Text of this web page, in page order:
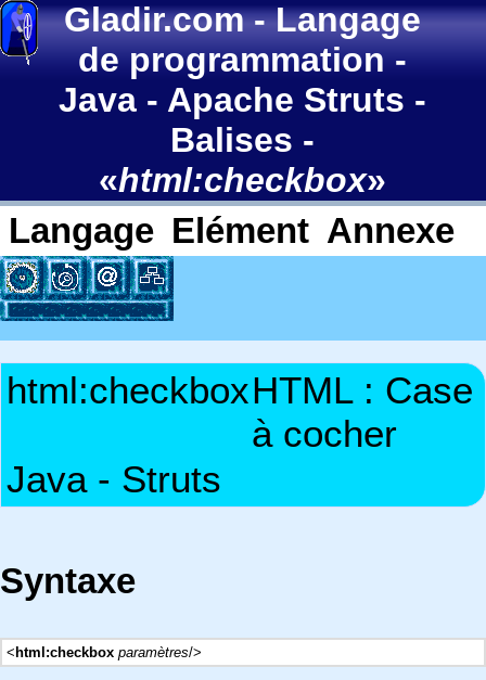
Gladir.com-Langage
de programmation-
Java - Apache Struts -
Balises -
«html:checkbox»
Langage Elément Annexe
html:checkboxHTML : Case
à cocher
Java - Struts
Syntaxe
< html:checkbox paramètres/>